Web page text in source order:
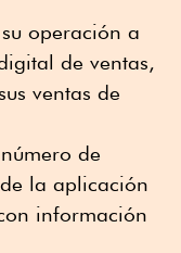
operación a
de ventas,
ventas de
de
la aplicación
información